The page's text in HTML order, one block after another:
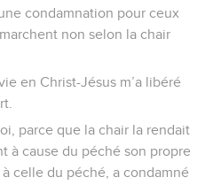
condamnation pour ceux
non selon la chair
en Christ-Jésus m’a libéré
parce que la chair la rendait
à cause du péché son propre
celle du péché, a condamné